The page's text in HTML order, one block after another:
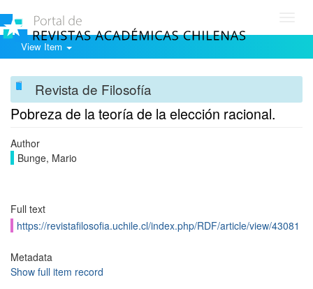
View Item
Revista de Filosofía
Pobreza de la teoría de la elección racional.
Author
Bunge, Mario
Full text
https://revistafilosofia.uchile.cl/index.php/RDF/article/view/43081
Metadata
Show full item record